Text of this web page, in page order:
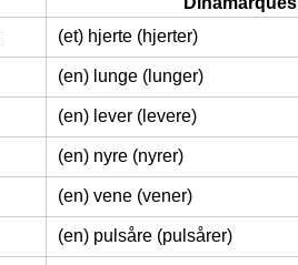
(et) hjerte (hjerter)
(en) lunge (lunger)
(en) lever (levere)
(en) nyre (nyrer)
(en) vene (vener)
(en) pulsåre (pulsårer)